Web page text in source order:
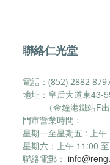
聯絡仁光堂
電話：(852) 2882
地址：皇后大道東43-
（金鐘港鐵站F出
門市營業時間 :
星期一至星期五 : 上
星期六： 上午 11:00
聯絡電郵：